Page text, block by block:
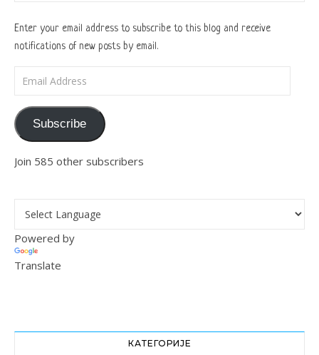
Enter your email address to subscribe to this blog and receive
notifications of new posts by email.
Subscribe
Join 585 other subscribers
Powered by
Translate
КАТЕГОРИЈЕ